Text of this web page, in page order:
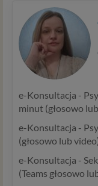
e-Konsultacja -
minut (głosowo
e-Konsultacja -
(głosowo lub
e-Konsultacja -
(Teams głosowo